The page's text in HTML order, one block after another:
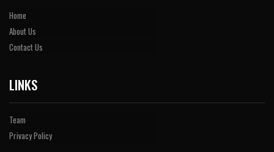
Home
About Us
Contact Us
LINKS
Team
Privacy Policy